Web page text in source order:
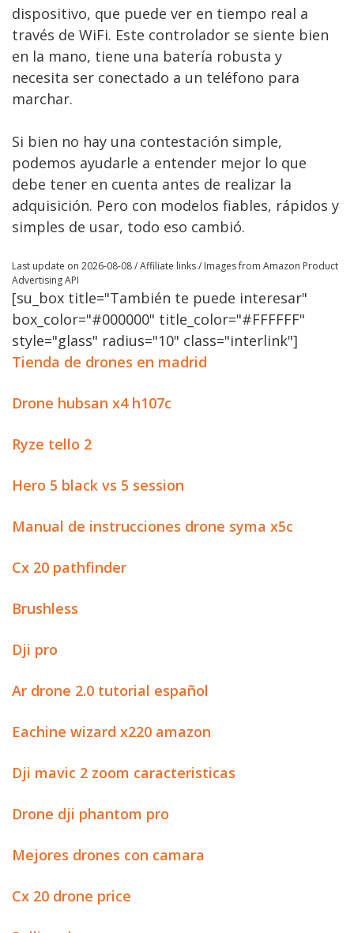
dispositivo, que puede ver en tiempo real a
través de WiFi. Este controlador se siente bien
en la mano, tiene una batería robusta y
necesita ser conectado a un teléfono para
marchar.
Si bien no hay una contestación simple,
podemos ayudarle a entender mejor lo que
debe tener en cuenta antes de realizar la
adquisición. Pero con modelos fiables, rápidos y
simples de usar, todo eso cambió.
Last update on 2026-08-08 / Affiliate links / Images from Amazon Product
Advertising API
[su_box title="También te puede interesar"
box_color="#000000" title_color="#FFFFFF"
style="glass" radius="10" class="interlink"]
Tienda de drones en madrid
Drone hubsan x4 h107c
Ryze tello 2
Hero 5 black vs 5 session
Manual de instrucciones drone syma x5c
Cx 20 pathfinder
Brushless
Dji pro
Ar drone 2.0 tutorial español
Eachine wizard x220 amazon
Dji mavic 2 zoom caracteristicas
Drone dji phantom pro
Mejores drones con camara
Cx 20 drone price